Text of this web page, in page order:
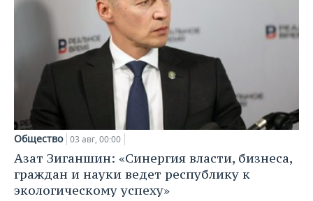
Общество 03 авг, 00:00
Азат Зиганшин: «Синергия власти, бизнеса,
граждан и науки ведет республику к
экологическому успеху»